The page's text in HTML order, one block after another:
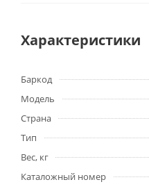
Характеристики
Баркод
Модель
Страна
Тип
Вес, кг
Каталожный номер